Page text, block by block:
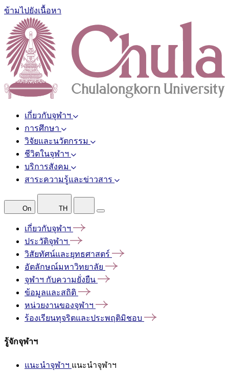
ข้ามไปยังเนื้อหา
เกี่ยวกับจุฬาฯ
การศึกษา
วิจัยและนวัตกรรม
ชีวิตในจุฬาฯ
บริการสังคม
สาระความรู้และข่าวสาร
On TH
เกี่ยวกับจุฬาฯ
ประวัติจุฬาฯ
วิสัยทัศน์และยุทธศาสตร์
อัตลักษณ์มหาวิทยาลัย
จุฬาฯ กับความยั่งยืน
ข้อมูลและสถิติ
หน่วยงานของจุฬาฯ
ร้องเรียนทุจริตและประพฤติมิชอบ
รู้จักจุฬาฯ
แนะนำจุฬาฯ แนะนำจุฬาฯ